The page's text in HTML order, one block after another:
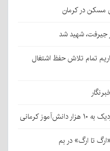
جیرفت، شهید شد
تمام تلاش حفظ اشتغال
کرمانی
تا ارگ» در بم